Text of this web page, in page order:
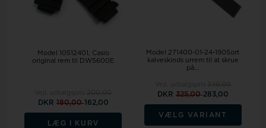
Model 10512401
Casio
original rem til DW5600E
DKR 180,00162,00
LÆG I KURV
Model 271400-01-24-190Sort
kalveskinds urrem til at skrue
på...
DKR 325,00283,00
VÆLG VARIANT